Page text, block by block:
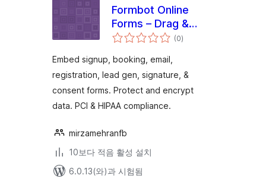
Formbot Online
Forms – Drag &
Drop Form Builder,
Contact Forms
(0전
체)
Embed signup, booking, email,
registration, lead gen, signature, &
consent forms. Protect and encrypt
data. PCI & HIPAA compliance.
mirzamehranfb
10보다 적음 활성 설치
6.0.13(와)과 시험됨